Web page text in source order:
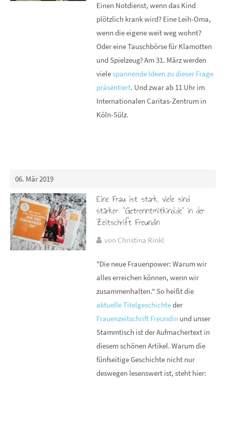
Einen Notdienst, wenn das Kind
plötzlich krank wird? Eine Leih-Oma,
wenn die eigene weit weg wohnt?
Oder eine Tauschbörse für Klamotten
und Spielzeug? Am 31. März werden
vielespannende Ideen zu dieser Frage
präsentiert. Und zwar ab 11 Uhr im
Internationalen Caritas-Zentrum in
Köln-Sülz.
06. Mär 2019
Eine Frau ist stark, viele sind
stärker: "Getrenntmitkind.de" in der
Zeitschrift Freundin
von Christina Rinkl
"Die neue Frauenpower: Warum wir
alles erreichen können, wenn wir
zusammenhalten." So heißt die
aktuelle Titelgeschichteder
Frauenzeitschrift Freundin und unser
Stammtisch ist der Aufmachertext in
diesem schönen Artikel. Warum die
fünfseitige Geschichte nicht nur
deswegen lesenswert ist, steht hier: